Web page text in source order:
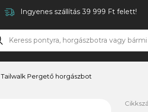
Ingyenes szállítás 39 999 Ft felett!
Tailwalk Pergető horgászbot